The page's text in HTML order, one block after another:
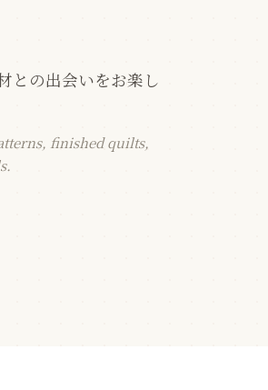
との出会いをお楽し
finished quilts,